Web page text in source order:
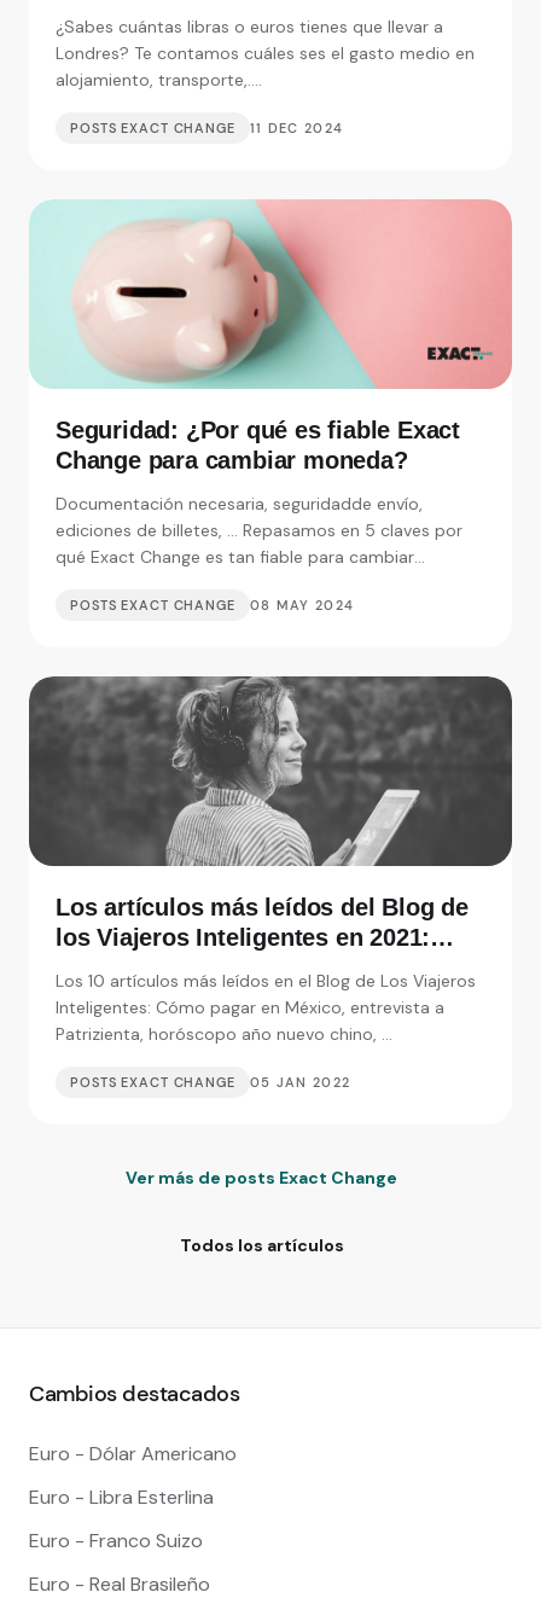
¿Sabes cuántas libras o euros tienes que llevar a
Londres? Te contamos cuáles ses el gasto medio en
alojamiento, transporte,....
POSTS EXACT CHANGE 11 DEC 2024
Seguridad: ¿Por qué es fiable Exact
Change para cambiar moneda?
Documentación necesaria, seguridadde envío,
ediciones de billetes, ... Repasamos en 5 claves por
qué Exact Change es tan fiable para cambiar
POSTS EXACT CHANGE 08 MAY 2024
Los artículos más leídos del Blog de
los Viajeros Inteligentes en 2021:
extranjeras
Los 10 artículos más leídos en el Blog de Los Viajeros
Inteligentes: Cómo pagar en México, entrevista a
Patrizienta, horóscopo año nuevo chino, ...
POSTS EXACT CHANGE 05 JAN 2022
Ver más de posts Exact Change
Todos los artículos
Cambios destacados
Euro - Dólar Americano
Euro - Libra Esterlina
Euro - Franco Suizo
Euro - Real Brasileño